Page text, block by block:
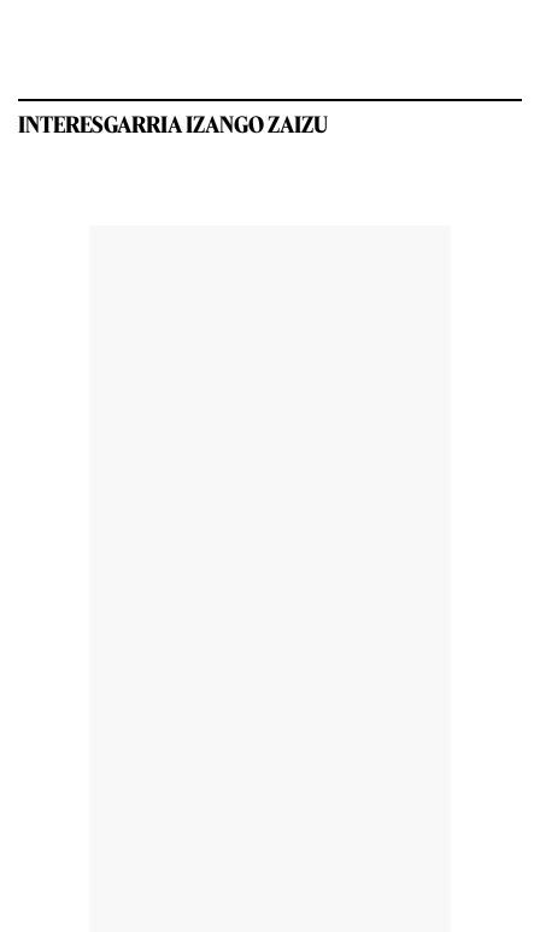
INTERESGARRIA IZANGO ZAIZU